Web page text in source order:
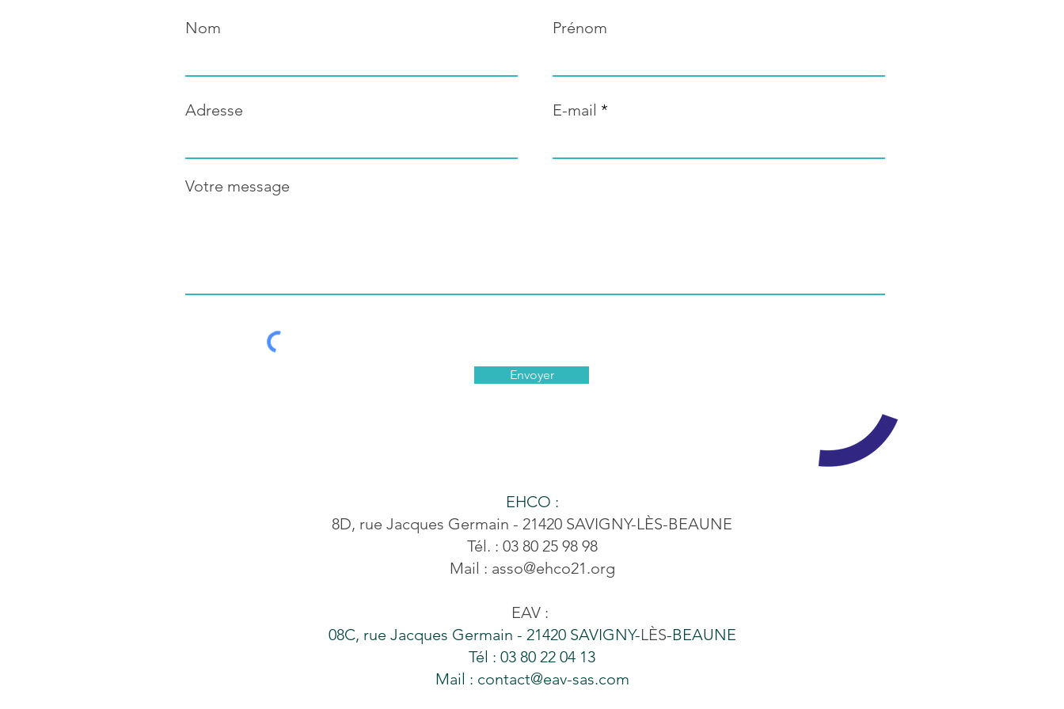
Nom
Adresse
Prénom
E-mail
Votre message
Envoyer
EHCO :
8D, rue Jacques Germain - 21420 SAVIGNY-LÈS-BEAUNE
Tél. : 03 80 25 98 98
Mail : asso@ehco21.org
EAV :
08C, rue Jacques Germain - 21420 SAVIGNY-LÈS-BEAUNE
Tél : 03 80 22 04 13
Mail : contact@eav-sas.com